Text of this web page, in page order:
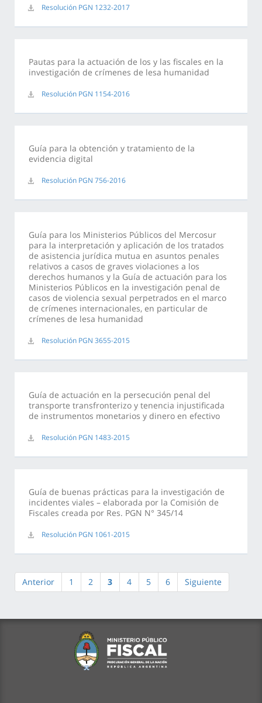
Resolución PGN 1232-2017
Pautas para la actuación de los y las fiscales en la
investigación de crímenes de lesa humanidad
Resolución PGN 1154-2016
Guía para la obtención y tratamiento de la
evidencia digital
Resolución PGN 756-2016
Guía para los Ministerios Públicos del Mercosur
para la interpretación y aplicación de los tratados
de asistencia jurídica mutua en asuntos penales
relativos a casos de graves violaciones a los
derechos humanos y la Guía de actuación para los
Ministerios Públicos en la investigación penal de
casos de violencia sexual perpetrados en el marco
de crímenes internacionales, en particular de
crímenes de lesa humanidad
Resolución PGN 3655-2015
Guía de actuación en la persecución penal del
transporte transfronterizo y tenencia injustificada
de instrumentos monetarios y dinero en efectivo
Resolución PGN 1483-2015
Guía de buenas prácticas para la investigación de
incidentes viales – elaborada por la Comisión de
Fiscales creada por Res. PGN N° 345/14
Resolución PGN 1061-2015
Anterior 1 2 3 4 5 6 Siguiente